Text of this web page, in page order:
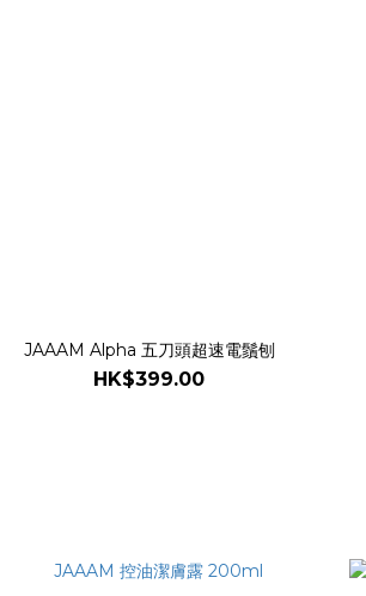
JAAAM Alpha 五刀頭超速電鬚刨
HK$399.00